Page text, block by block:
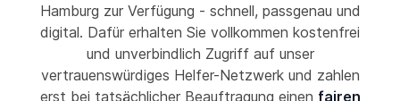
Hamburg zur Verfügung - schnell, passgenau und
digital. Dafür erhalten Sie vollkommen kostenfrei
und unverbindlich Zugriff auf unser
vertrauenswürdiges Helfer-Netzwerk und zahlen
erst bei tatsächlicher Beauftragung einen fairen